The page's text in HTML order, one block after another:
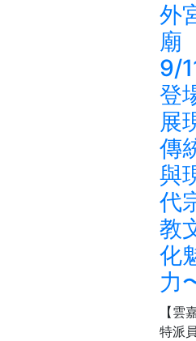
外
廟
9/
登
展
傳
與
代
教
化
力
【雲
特派